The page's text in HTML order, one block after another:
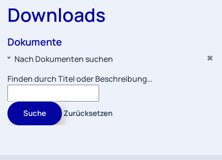
Downloads
Dokumente
Nach Dokumenten suchen
Finden durch Titel oder Beschreibung…
Suche Zurücksetzen